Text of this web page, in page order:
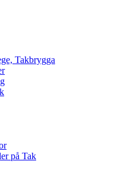
Takbrygga
på Tak